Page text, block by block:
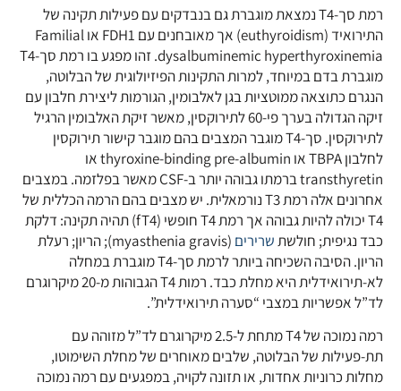
רמת סך-T4 נמצאת מוגברת גם בנבדקים עם פעילות תקינה של
התירואיד (euthyroidism) אך מאובחנים עם FDH1 או Familial
dysalbuminemic hyperthyroxinemia. זהו מפגע בו רמת סך-T4
מוגברת בדם במיוחד, למרות התקינות הפיזיולוגית של הבלוטה,
הנגרם כתוצאה ממוטציות בגן לאלבומין, הגורמות ליצירת חלבון עם
זיקה הגדולה בערך פי-60 לתירוקסין, מאשר זיקת האלבומין הרגיל
לתירוקסין. סך-T4 מוגבר המצבים בהם מוגבר קישור תירוקסין
לחלבון TBPA או thyroxine-binding pre-albumin או
transthyretin ברמתו גבוהה יותר ב-CSF מאשר בפלזמה. במצבים
אחרונים אלה רמת T3 נורמאלית. יש מצבים בהם הרמה הכללית של
T4 יכולה להיות גבוהה אך רמת T4 חופשי (fT4) תהיה תקינה: דלקת
כבד נגיפית; חולשתשרירים
(myasthenia gravis); הריון; רעלת
הריון. הסיבה השכיחה ביותר לרמת סך-T4 מוגברת במחלה
לא-תירואידלית היא מחלת כבד. רמות T4 הגבוהות מ-20 מיקרוגרם
לד”ל אפשריות במצבי “סערה תירואידלית”.
רמה נמוכה של T4 מתחת ל-2.5 מיקרוגרם לד”ל מזוהה עם
תת-פעילות של הבלוטה, שלבים מאוחרים של מחלת השימוטו,
מחלות כרוניות אחדות, או תזונה לקויה, במפגעים עם רמה נמוכה